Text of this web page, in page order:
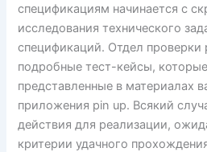
спецификациям начинается с
исследования технического
спецификаций. Отдел проверки
подробные тест-кейсы,
представленные в материалах
приложения pin up. Всякий
действия для реализации,
критерии удачного